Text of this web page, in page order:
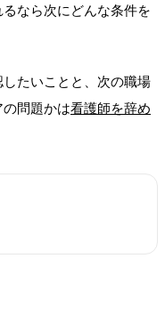
なら次にどんな条件を
たいことと、次の職場
の問題かは看護師を辞め